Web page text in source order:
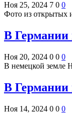
Ноя 25, 2024 7 0 0
Фото из открытых
В Германии
Ноя 20, 2024 0 0 0
В немецкой земле
В Германии
Ноя 14, 2024 0 0 0